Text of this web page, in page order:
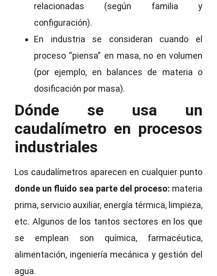
relacionadas (según familia y
configuración).
En industria se consideran cuando el
proceso “piensa” en masa, no en volumen
(por ejemplo, en balances de materia o
dosificación por masa).
Dónde se usa un
caudalímetro en procesos
industriales
Los caudalímetros aparecen en cualquier punto
donde un fluido sea parte del proceso: materia
prima, servicio auxiliar, energía térmica, limpieza,
etc. Algunos de los tantos sectores en los que
se emplean son química, farmacéutica,
alimentación, ingeniería mecánica y gestión del
agua.